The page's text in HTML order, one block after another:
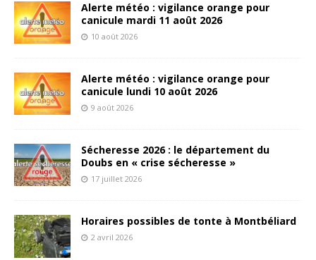
Alerte météo : vigilance orange pour
canicule mardi 11 août 2026
10 août 2026
Alerte météo : vigilance orange pour
canicule lundi 10 août 2026
9 août 2026
Sécheresse 2026 : le département du
Doubs en « crise sécheresse »
17 juillet 2026
Horaires possibles de tonte à Montbéliard
2 avril 2026